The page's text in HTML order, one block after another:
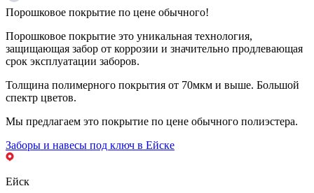
Порошковое покрытие по цене обычного!
Порошковое покрытие это уникальная технология,
защищающая забор от коррозии и значительно продлевающая
срок эксплуатации заборов.
Толщина полимерного покрытия от 70мкм и выше. Большой
спектр цветов.
Мы предлагаем это покрытие по цене обычного полиэстера.
Заборы и навесы под ключ в Ейске
Ейск